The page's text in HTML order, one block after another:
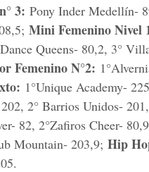
3: Pony Inder Medellín-
Mini Femenino Nivel
Queens- 80,2, 3°
Femenino N°2:
1°Unique Academy-
2° Barrios Unidos-
82, 2°Zafiros Cheer-
Mountain- 203,9; Hip